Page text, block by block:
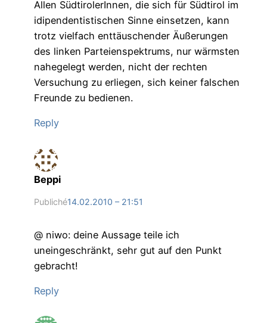
Allen SüdtirolerInnen, die sich für Südtirol im
idipendentistischen Sinne einsetzen, kann
trotz vielfach enttäuschender Äußerungen
des linken Parteienspektrums, nur wärmsten
nahegelegt werden, nicht der rechten
Versuchung zu erliegen, sich keiner falschen
Freunde zu bedienen.
Reply
Beppi
Publiché14.02.2010 – 21:51
@ niwo: deine Aussage teile ich
uneingeschränkt, sehr gut auf den Punkt
gebracht!
Reply